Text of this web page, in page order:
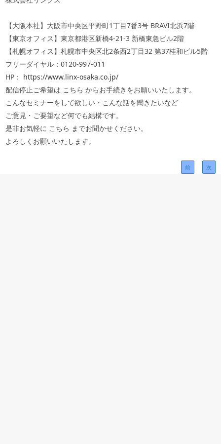
【大阪本社】大阪市中央区平野町1丁目7番3号 BRAVI北浜7階
【東京オフィス】東京都港区新橋4-21-3 新橋東急ビル2階
【札幌オフィス】札幌市中央区北2条西2丁目32 第37桂和ビル5階
フリーダイヤル：0120-997-011
HP： https://www.linx-osaka.co.jp/
配信停止ご希望は こちら からお手続きをお願いいたします。
こんなセミナーをして欲しい・こんな話を聞きたいなど
ご意見・ご要望など何でも結構です。
是非お気軽に こちら までお聞かせください。
よろしくお願いいたします。
前 次